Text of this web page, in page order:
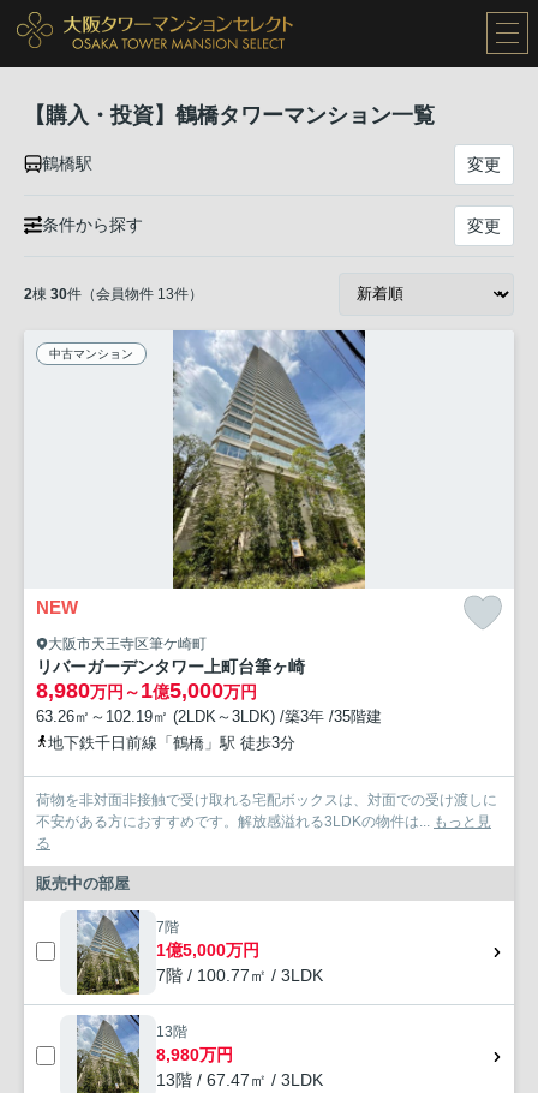
【購入・投資】鶴橋タワーマンション一覧
鶴橋駅 変更
条件から探す 変更
2棟 30件（会員物件 13件）
中古マンション
NEW
大阪市天王寺区筆ケ崎町
リバーガーデンタワー上町台筆ヶ崎
8,980万円～1億5,000万円
63.26㎡～102.19㎡ (2LDK～3LDK) /築3年 /35階建
地下鉄千日前線「鶴橋」駅 徒歩3分
荷物を非対面非接触で受け取れる宅配ボックスは、対面での受け渡しに
不安がある方におすすめです。解放感溢れる3LDKの物件は...
もっと見
る
販売中の部屋
7階
1億5,000万円
7階 / 100.77㎡ / 3LDK
13階
8,980万円
13階 / 67.47㎡ / 3LDK